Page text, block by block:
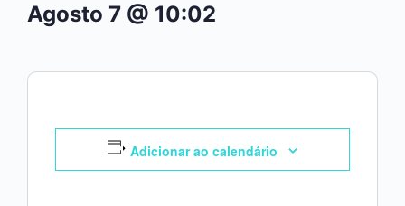
Agosto 7 @ 10:02
Adicionar ao calendário